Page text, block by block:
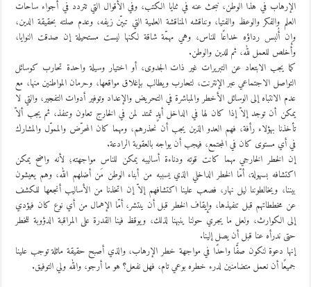
الإرهاب في هذا الوطن، نبحث عنه في ثنايا الكتب، وفي الأقوال التي تتردد في أجواء ساحات
العلم والفكر والوعظ والفتيا، ونناقشه المناقشة العلمية التي تبيّن زيفه، وعدم صلته بحقيقة الدين،
وإن أُلبس رداؤه خداعًا للناس، وهي مهمّة شاقة لكنها ليست مستحيلة إن صدقت النوايا،
وأخلص للعمل لله، ثم للدين والوطن.
كما يجب الابتعاد عن التبريرات غير ذات الجدوى، أو اختيار وسيلة واحدة تحارب كوسائل
التواصل الاجتماعي عبر الإنترنت، لتحارب ويطالب بإغلاق مواقعها، وحرمان المواطنين منها، مع
عدم الانتباه إلى الوسائل الأخطر والمباشرة في التحريض والإعداد وتوفير أدوات التفجير، والتي لا
يمكن أن توجد إلاّ إذا كان لها في الداخل أيدٍ تمتد لمن في الخارج تعاون وتنفذ، ثم يجب ألاّ
تأخذنا بهؤلاء رأفة، فهم العدو الذين يجب أن نحذرهم، ومهما كان المحرّض والمموّل والمشارك
في أي مستوى كان في المجتمع، فيجب أن يواجه بالعقوبة الرادعة.
إن الخطر الخارجي مهما كانت قوته ودناءة أساليبه يمكن للناس مواجهته؛ لأنه واضح يمكن
اكتشافه بسهولة، أمّا الخطر الداخلي الذي يسببه من أبناء الوطن مَن أضلهم الله، وهم يعيشون
بيننا، ويخالطوننا ليل نهار، فصعب علينا اكتشافهم إلاّ إن اتخذنا من الأساليب أنجعها للكشف
عن مخططاتهم قبل تنفيذها، وإيقاف الخطر قبل أن ينتشر، أمّا الإهمال من أي نوع كان فيؤدي
إلى الكوارث، ولعل ما يجري حولنا ينبهنا لذلك، ويوقظ فينا القدرة على المراقبة الدؤوبة للخطر
حتى ندرأه عنا قبل أن يصل إلينا.
إنها دعوة لنكون صفًّا واحدًا في مواجهة خطر الإرهاب، والذي أصبح حقيقة ماثلة توجب علينا
جميعًا أن نعمل متضامنين لدرء خطره بوعي تام، فهل نفعل؟ هو ما أرجو، والله ولي التوفيق.